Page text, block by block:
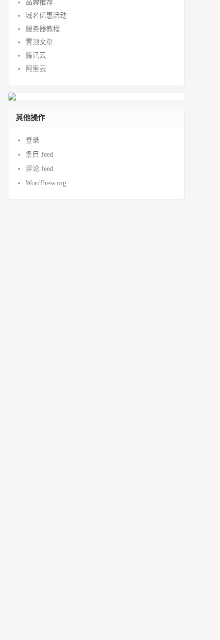
品牌推荐
域名优惠活动
服务器教程
置顶文章
腾讯云
阿里云
其他操作
登录
条目 feed
评论 feed
WordPress.org